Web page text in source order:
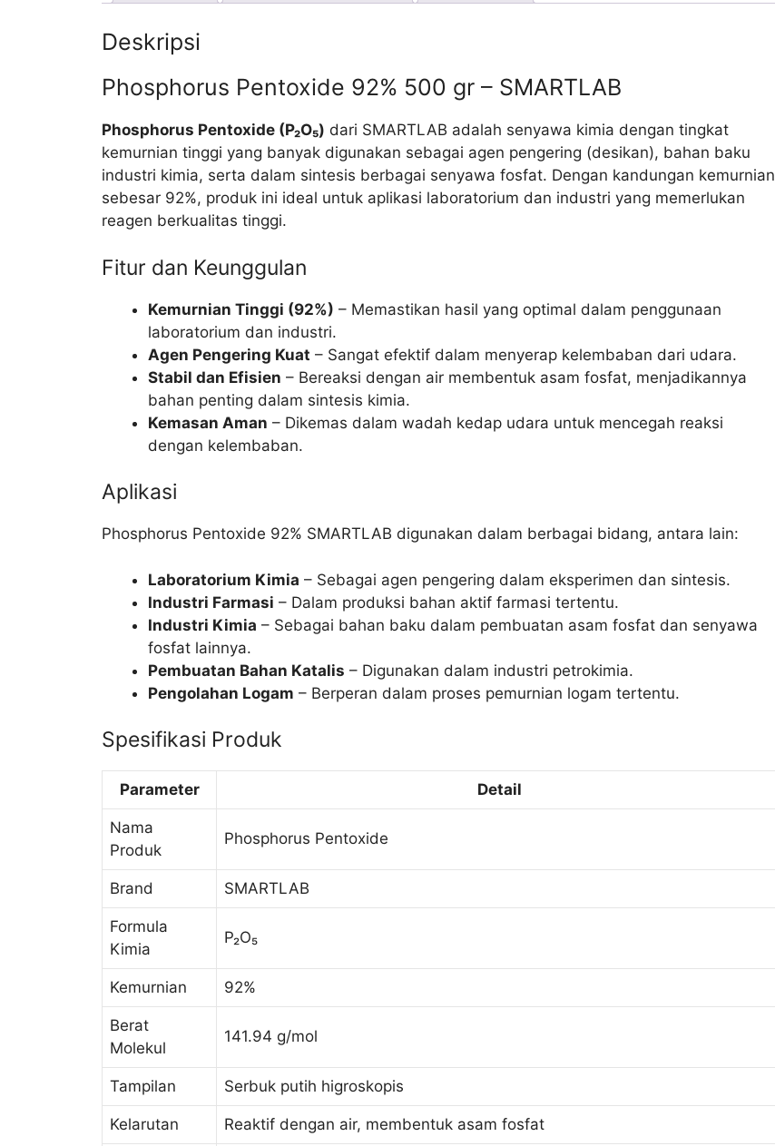
Deskripsi
Phosphorus Pentoxide 92% 500 gr – SMARTLAB
Phosphorus Pentoxide (P₂O₅) dari SMARTLAB adalah senyawa kimia dengan tingkat
kemurnian tinggi yang banyak digunakan sebagai agen pengering (desikan), bahan baku
industri kimia, serta dalam sintesis berbagai senyawa fosfat. Dengan kandungan kemurnian
sebesar 92%, produk ini ideal untuk aplikasi laboratorium dan industri yang memerlukan
reagen berkualitas tinggi.
Fitur dan Keunggulan
Kemurnian Tinggi (92%) – Memastikan hasil yang optimal dalam penggunaan
laboratorium dan industri.
Agen Pengering Kuat – Sangat efektif dalam menyerap kelembaban dari udara.
Stabil dan Efisien – Bereaksi dengan air membentuk asam fosfat, menjadikannya
bahan penting dalam sintesis kimia.
Kemasan Aman – Dikemas dalam wadah kedap udara untuk mencegah reaksi
dengan kelembaban.
Aplikasi
Phosphorus Pentoxide 92% SMARTLAB digunakan dalam berbagai bidang, antara lain:
Laboratorium Kimia – Sebagai agen pengering dalam eksperimen dan sintesis.
Industri Farmasi – Dalam produksi bahan aktif farmasi tertentu.
Industri Kimia – Sebagai bahan baku dalam pembuatan asam fosfat dan senyawa
fosfat lainnya.
Pembuatan Bahan Katalis – Digunakan dalam industri petrokimia.
Pengolahan Logam – Berperan dalam proses pemurnian logam tertentu.
Spesifikasi Produk
Parameter Detail
Nama
Produk
Phosphorus Pentoxide
Brand SMARTLAB
Formula
Kimia
P₂O₅
Kemurnian 92%
Berat
Molekul
141.94 g/mol
Tampilan Serbuk putih higroskopis
Kelarutan Reaktif dengan air, membentuk asam fosfat